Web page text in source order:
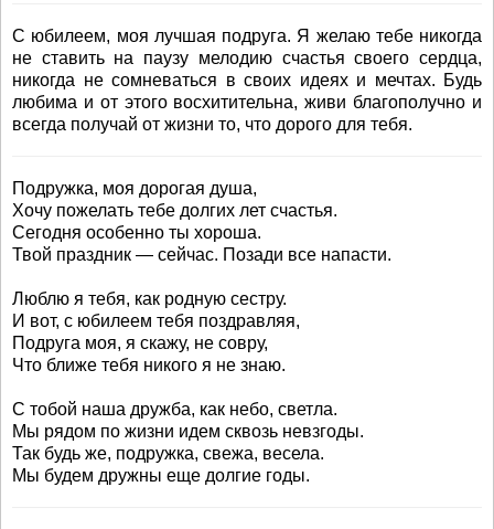
С юбилеем, моя лучшая подруга. Я желаю тебе никогда
не ставить на паузу мелодию счастья своего сердца,
никогда не сомневаться в своих идеях и мечтах. Будь
любима и от этого восхитительна, живи благополучно и
всегда получай от жизни то, что дорого для тебя.
Подружка, моя дорогая душа,
Хочу пожелать тебе долгих лет счастья.
Сегодня особенно ты хороша.
Твой праздник — сейчас. Позади все напасти.
Люблю я тебя, как родную сестру.
И вот, с юбилеем тебя поздравляя,
Подруга моя, я скажу, не совру,
Что ближе тебя никого я не знаю.
С тобой наша дружба, как небо, светла.
Мы рядом по жизни идем сквозь невзгоды.
Так будь же, подружка, свежа, весела.
Мы будем дружны еще долгие годы.